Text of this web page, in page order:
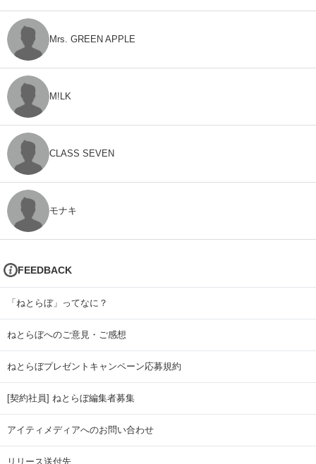
Mrs. GREEN APPLE
M!LK
CLASS SEVEN
モナキ
FEEDBACK
「ねとらぼ」ってなに？
ねとらぼへのご意見・ご感想
ねとらぼプレゼントキャンペーン応募規約
[契約社員] ねとらぼ編集者募集
アイティメディアへのお問い合わせ
リリース送付先